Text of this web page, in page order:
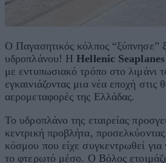
Ο Παγασητικός κόλπος “ξύπνησε”
υδροπλάνου! ΗHellenic Seaplanes
με εντυπωσιακό τρόπο στο λιμάνι
εγκαινιάζοντας μια νέα εποχή στις
αερομεταφορές της Ελλάδας.
Το υδροπλάνο της εταιρείας
κεντρική προβλήτα,
κόσμου που είχε συγκεντρωθεί για
το φτερωτό μέσο. Ο Βόλος